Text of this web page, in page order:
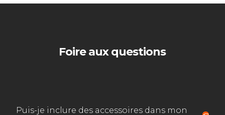
Foire aux questions
Puis-je inclure des accessoires dans mon